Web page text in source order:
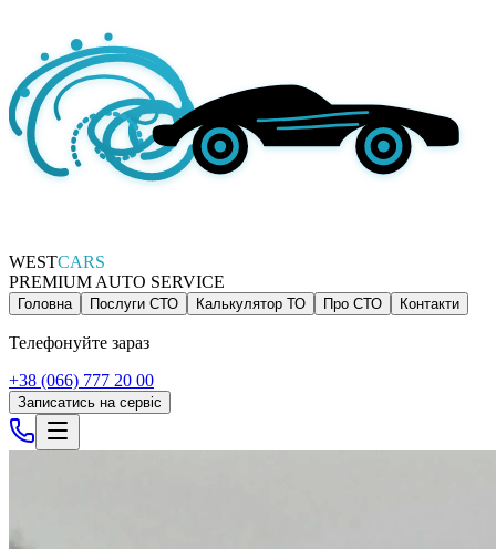
WESTCARS
PREMIUM AUTO SERVICE
Головна Послуги СТО Калькулятор ТО Про СТО Контакти
Телефонуйте зараз
+38 (066) 777 20 00
Записатись на сервіс